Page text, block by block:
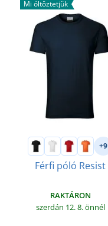
Mi öltöztetjük
+9
Férfi póló Resist
RAKTÁRON
szerdán 12. 8.önnél